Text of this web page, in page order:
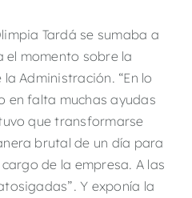
Tardá se sumaba a
momento sobre la
Administración. “En lo
en falta muchas ayudas
que transformarse
brutal de un día para
de la empresa. A las
Y exponía la